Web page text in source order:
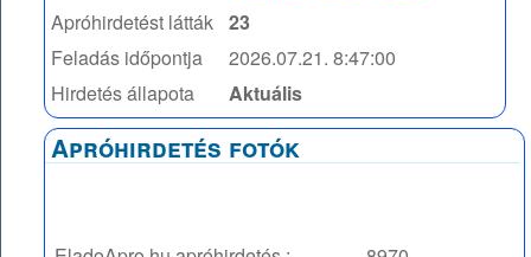
Apróhirdetést látták 23
Feladás időpontja
2026.07.21. 8:47:00
Hirdetés állapota
Aktuális
Apróhirdetés fotók